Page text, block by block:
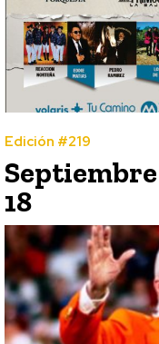
Edición #219
18